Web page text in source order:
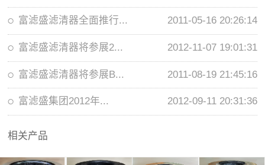
富滤盛滤清器全面推行... 2011-05-16 20:26:14
富滤盛滤清器将参展2... 2012-11-07 19:01:31
富滤盛滤清器将参展B... 2011-08-19 21:45:16
富滤盛集团2012年... 2012-09-11 20:31:36
相关产品